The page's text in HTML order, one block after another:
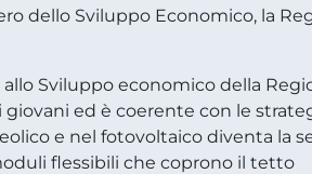
dello Sviluppo Economico, la
Sviluppo economico della
ed è coerente con le
e nel fotovoltaico diventa la
flessibili che coprono il tetto